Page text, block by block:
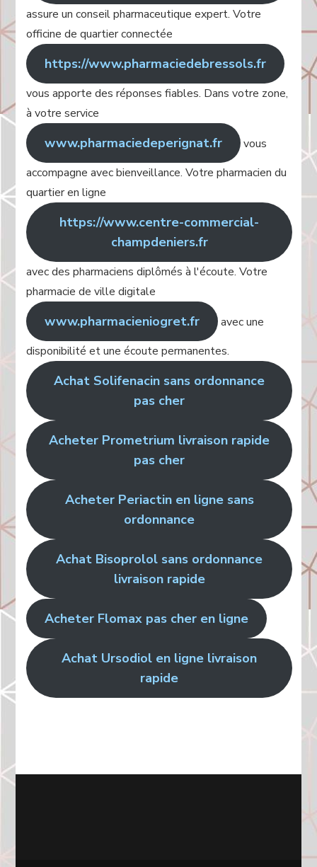
assure un conseil pharmaceutique expert. Votre
officine de quartier connectée
https://www.pharmaciedebressols.fr
vous apporte des réponses fiables. Dans votre zone,
à votre service
www.pharmaciedeperignat.fr
vous
accompagne avec bienveillance. Votre pharmacien du
quartier en ligne
https://www.centre-commercial-
champdeniers.fr
avec des pharmaciens diplômés à l'écoute. Votre
pharmacie de ville digitale
www.pharmacieniogret.fr
avec une
disponibilité et une écoute permanentes.
Achat Solifenacin sans ordonnance
pas cher
Acheter Prometrium livraison rapide
pas cher
Acheter Periactin en ligne sans
ordonnance
Achat Bisoprolol sans ordonnance
livraison rapide
Acheter Flomax pas cher en ligne
Achat Ursodiol en ligne livraison
rapide